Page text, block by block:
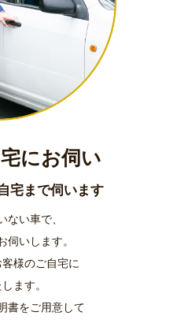
にお伺い
宅まで伺います
ない車で、
伺いします。
様のご自宅に
ます。
書をご用意して